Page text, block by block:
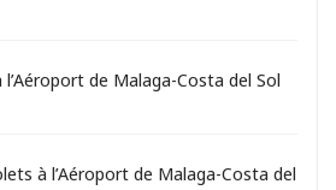
de Malaga-Costa del Sol
à l’Aéroport de Malaga-Costa del